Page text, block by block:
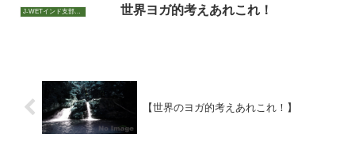
J-WETインド支部～ヨガのこころ～ 世界ヨガ的考えあれこれ！
【世界のヨガ的考えあれこれ！】